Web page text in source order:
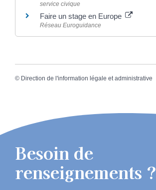
service civique
Faire un stage en Europe
Réseau Euroguidance
© Direction de l'information légale et administrative
Besoin de
renseignements ?